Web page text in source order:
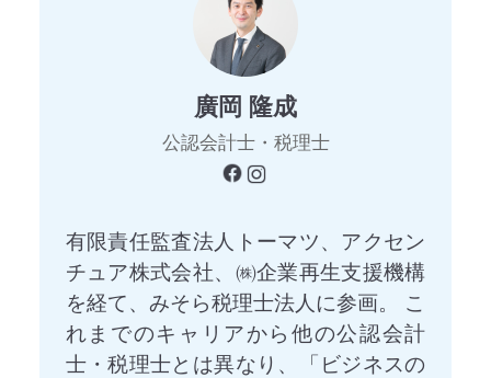
廣岡 隆成
公認会計士・税理士
有限責任監査法人トーマツ、アクセン
チュア株式会社、㈱企業再生支援機構
を経て、みそら税理士法人に参画。 こ
れまでのキャリアから他の公認会計
士・税理士とは異なり、「ビジネスの